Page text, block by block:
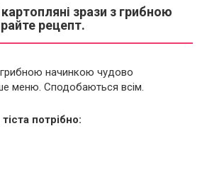
зрази з грибною
рецепт.
грибною начинкою чудово
меню. Сподобаються всім.
потрібно: